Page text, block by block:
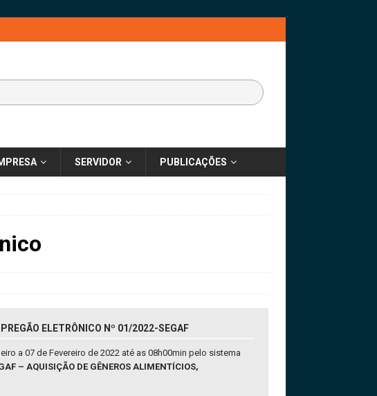
SERVIDOR PUBLICAÇÕES
ELETRÔNICO Nº 01/2022-SEGAF
a 07 de Fevereiro de 2022 até as 08h00min pelo sistema
– AQUISIÇÃO DE GÊNEROS ALIMENTÍCIOS,